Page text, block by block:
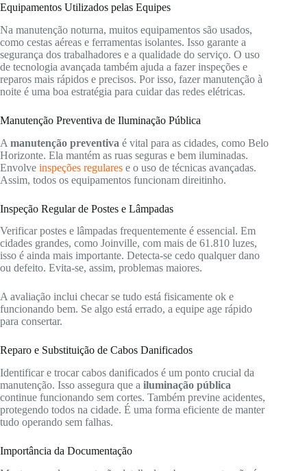
Equipamentos Utilizados pelas Equipes
Na manutenção noturna, muitos equipamentos são usados,
como cestas aéreas e ferramentas isolantes. Isso garante a
segurança dos trabalhadores e a qualidade do serviço. O uso
de tecnologia avançada também ajuda a fazer inspeções e
reparos mais rápidos e precisos. Por isso, fazer manutenção à
noite é uma boa estratégia para cuidar das redes elétricas.
Manutenção Preventiva de Iluminação Pública
A manutenção preventiva é vital para as cidades, como Belo
Horizonte. Ela mantém as ruas seguras e bem iluminadas.
Envolve inspeções regulares e o uso de técnicas avançadas.
Assim, todos os equipamentos funcionam direitinho.
Inspeção Regular de Postes e Lâmpadas
Verificar postes e lâmpadas frequentemente é essencial. Em
cidades grandes, como Joinville, com mais de 61.810 luzes,
isso é ainda mais importante. Detecta-se cedo qualquer dano
ou defeito. Evita-se, assim, problemas maiores.
A avaliação inclui checar se tudo está fisicamente ok e
funcionando bem. Se algo está errado, a equipe age rápido
para consertar.
Reparo e Substituição de Cabos Danificados
Identificar e trocar cabos danificados é um ponto crucial da
manutenção. Isso assegura que a iluminação pública
continue funcionando sem cortes. Também previne acidentes,
protegendo todos na cidade. É uma forma eficiente de manter
tudo operando sem falhas.
Importância da Documentação